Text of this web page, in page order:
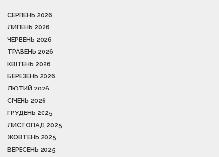
СЕРПЕНЬ 2026
ЛИПЕНЬ 2026
ЧЕРВЕНЬ 2026
ТРАВЕНЬ 2026
КВІТЕНЬ 2026
БЕРЕЗЕНЬ 2026
ЛЮТИЙ 2026
СІЧЕНЬ 2026
ГРУДЕНЬ 2025
ЛИСТОПАД 2025
ЖОВТЕНЬ 2025
ВЕРЕСЕНЬ 2025